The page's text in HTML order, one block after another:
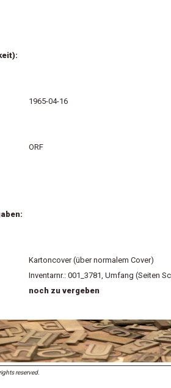
1965-04-16
ORF
Kartoncover (über normalem Cover)
Inventarnr.: 001_3781, Umfang (Seiten
noch zu vergeben
reserved.